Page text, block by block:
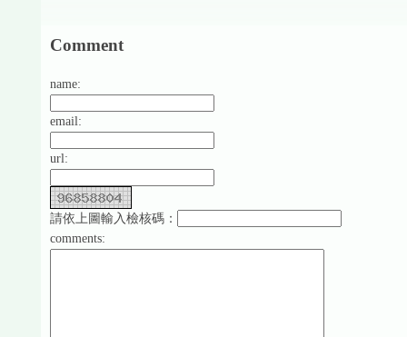
Comment
name:
email:
url:
請依上圖輸入檢核碼：
comments: